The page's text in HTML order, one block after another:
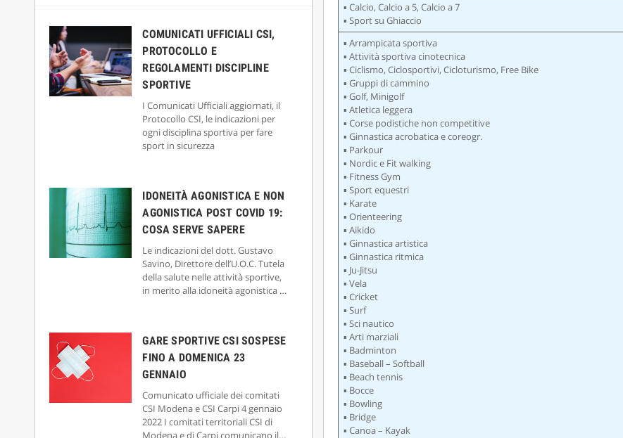
COMUNICATI UFFICIALI CSI,
PROTOCOLLO E
REGOLAMENTI DISCIPLINE
SPORTIVE
I Comunicati Ufficiali aggiornati, il
Protocollo CSI, le indicazioni per
ogni disciplina sportiva per fare
sport in sicurezza
IDONEITÀ AGONISTICA E NON
AGONISTICA POST COVID 19:
COSA SERVE SAPERE
Le indicazioni del dott. Gustavo
Savino, Direttore dell’U.O.C. Tutela
della salute nelle attività sportive,
in merito alla idoneità agonistica e
GARE SPORTIVE CSI SOSPESE
FINO A DOMENICA 23
GENNAIO
Comunicato ufficiale dei comitati
CSI Modena e CSI Carpi 4 gennaio
2022 I comitati territoriali CSI di
Modena e di Carpi comunicano il
▪ Calcio, Calcio a 5, Calcio a 7
▪ Sport su Ghiaccio
▪ Arrampicata sportiva
▪ Attività sportiva cinotecnica
▪ Ciclismo, Ciclosportivi, Cicloturismo, Free Bike
▪ Gruppi di cammino
▪ Golf, Minigolf
▪ Atletica leggera
▪ Corse podistiche non competitive
▪ Ginnastica acrobatica e coreogr.
▪ Parkour
▪ Nordic e Fit walking
▪ Fitness Gym
▪ Sport equestri
▪ Karate
▪ Orienteering
▪ Aikido
▪ Ginnastica artistica
▪ Ginnastica ritmica
▪ Ju-Jitsu
▪ Vela
▪ Cricket
▪ Surf
▪ Sci nautico
▪ Arti marziali
▪ Badminton
▪ Baseball – Softball
▪ Beach tennis
▪ Bocce
▪ Bowling
▪ Bridge
▪ Canoa – Kayak